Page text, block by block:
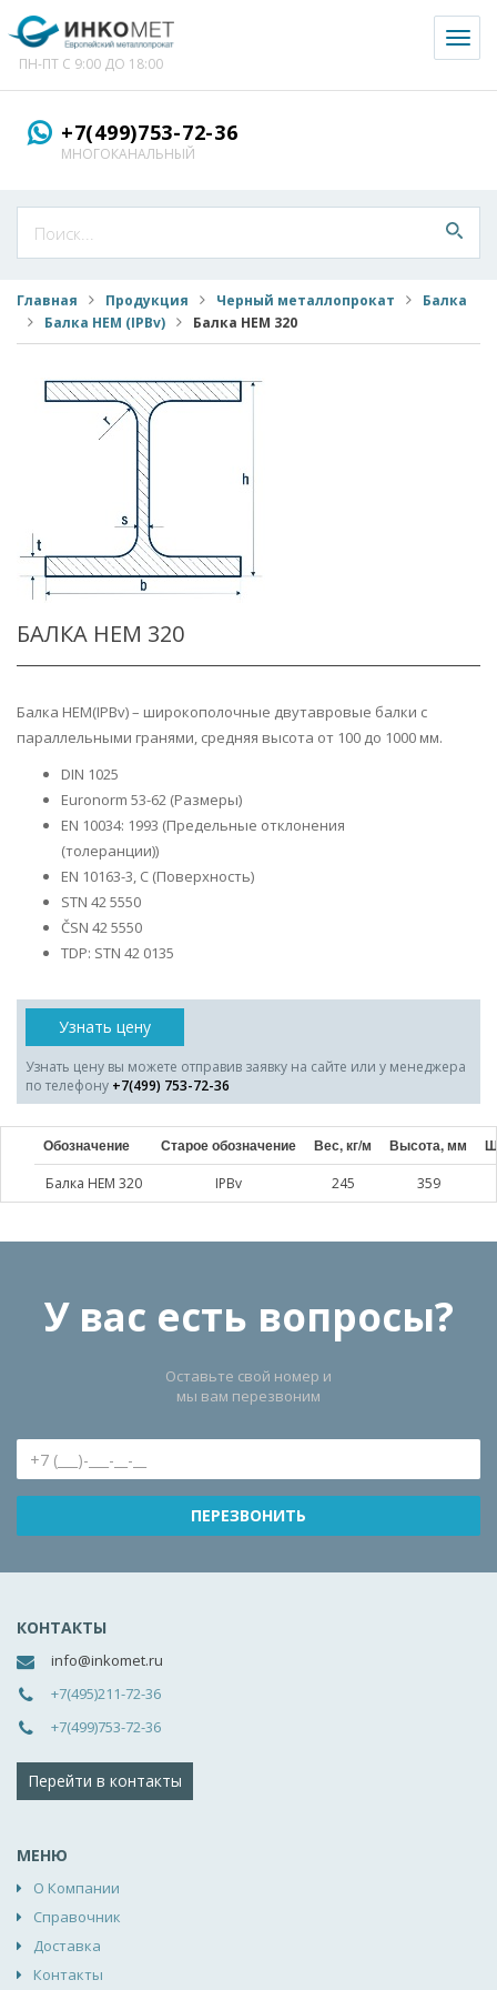
ПН-ПТ С 9:00 ДО 18:00
+7(499)753-72-36
МНОГОКАНАЛЬНЫЙ
Главная Продукция Черный металлопрокат
Балка
Балка HEM (IPBv)
Балка HEM 320
БАЛКА HEM 320
Балка HEM(IPBv) – широкополочные двутавровые балки с
параллельными гранями, средняя высота от 100 до 1000 мм.
DIN 1025
Euronorm 53-62 (Размеры)
EN 10034: 1993 (Предельные отклонения
(толеранции))
EN 10163-3, C (Поверхность)
STN 42 5550
ČSN 42 5550
TDP: STN 42 0135
Узнать цену
Узнать цену вы можете отправив заявку на сайте или у менеджера
по телефону +7(499) 753-72-36
Обозначение Старое обозначение Вес, кг/м Высота, мм
Балка HEM 320 IPBv 245 359
У вас есть вопросы?
Оставьте свой номер и
мы вам перезвоним
КОНТАКТЫ
info@inkomet.ru
+7(495)211-72-36
+7(499)753-72-36
Перейти в контакты
МЕНЮ
О Компании
Справочник
Доставка
Контакты